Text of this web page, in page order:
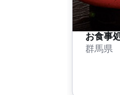
お食事
群馬県